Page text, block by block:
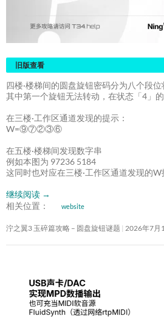
旧版查看
四楼·楼梯间的圆盘旋钮密码分为八个段位
其中第一个旋钮无法转动，在状态「4」的
在三楼·工作区通道发现的提示：
W=⑨⑦②③⑥
在五楼·楼梯间发现数字串
例如本图为 97236 5184
这同时也对应在三楼·工作区通道发现的W
继续阅读 →
相关位置：
website
泞之翼3 玉碎篇攻略 – 圆盘旋钮谜题 2026年7月